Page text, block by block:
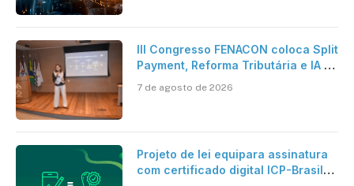
III Congresso FENACON coloca Split
Payment, Reforma Tributária e IA no
7 de agosto de 2026
Projeto de lei equipara assinatura
com certificado digital ICP-Brasil